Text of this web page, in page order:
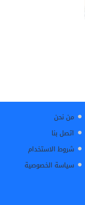
من نحن
اتصل بنا
شروط الاستخدام
سياسة الخصوصية